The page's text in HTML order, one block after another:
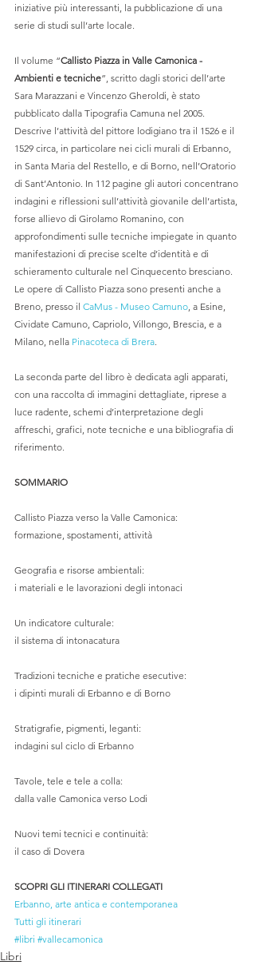
iniziative più interessanti, la pubblicazione di una
serie di studi sull’arte locale.
Il volume “Callisto Piazza in Valle Camonica -
Ambienti e tecniche”, scritto dagli storici dell’arte
Sara Marazzani e Vincenzo Gheroldi, è stato
pubblicato dalla Tipografia Camuna nel 2005.
Descrive l’attività del pittore lodigiano tra il 1526 e il
1529 circa, in particolare nei cicli murali di Erbanno,
in Santa Maria del Restello, e di Borno, nell’Oratorio
di Sant’Antonio. In 112 pagine gli autori concentrano
indagini e riflessioni sull’attività giovanile dell’artista,
forse allievo di Girolamo Romanino, con
approfondimenti sulle tecniche impiegate in quanto
manifestazioni di precise scelte d’identità e di
schieramento culturale nel Cinquecento bresciano.
Le opere di Callisto Piazza sono presenti anche a
Breno, presso il CaMus - Museo Camuno, a Esine,
Cividate Camuno, Capriolo, Villongo, Brescia, e a
Milano, nella Pinacoteca di Brera.
La seconda parte del libro è dedicata agli apparati,
con una raccolta di immagini dettagliate, riprese a
luce radente, schemi d’interpretazione degli
affreschi, grafici, note tecniche e una bibliografia di
riferimento.
SOMMARIO
Callisto Piazza verso la Valle Camonica:
formazione, spostamenti, attività
Geografia e risorse ambientali:
i materiali e le lavorazioni degli intonaci
Un indicatore culturale:
il sistema di intonacatura
Tradizioni tecniche e pratiche esecutive:
i dipinti murali di Erbanno e di Borno
Stratigrafie, pigmenti, leganti:
indagini sul ciclo di Erbanno
Tavole, tele e tele a colla:
dalla valle Camonica verso Lodi
Nuovi temi tecnici e continuità:
il caso di Dovera
SCOPRI GLI ITINERARI COLLEGATI
Erbanno, arte antica e contemporanea
Tutti gli itinerari
#libri #vallecamonica
Libri